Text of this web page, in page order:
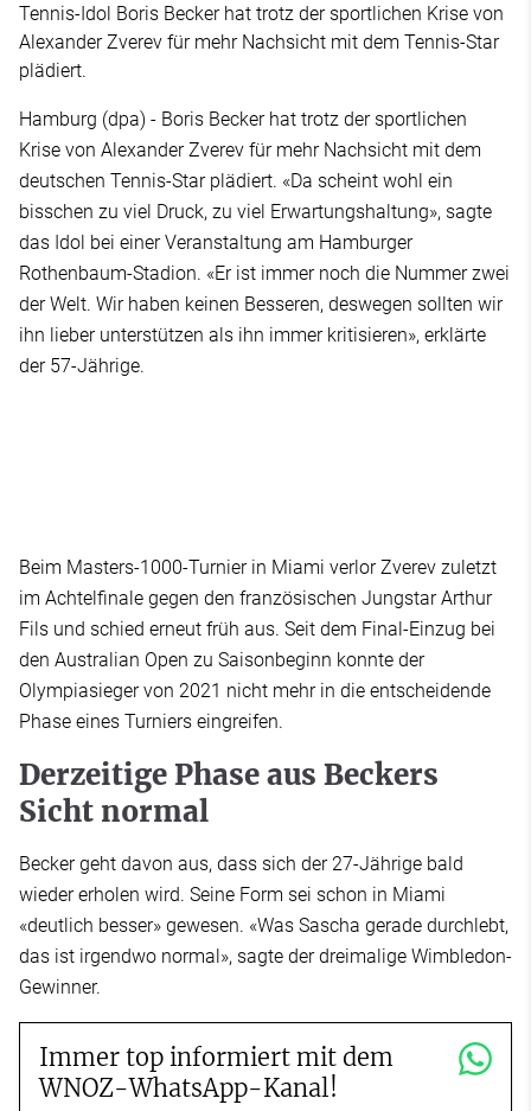
Tennis-Idol Boris Becker hat trotz der sportlichen Krise von
Alexander Zverev für mehr Nachsicht mit dem Tennis-Star
plädiert.
Hamburg (dpa) - Boris Becker hat trotz der sportlichen
Krise von Alexander Zverev für mehr Nachsicht mit dem
deutschen Tennis-Star plädiert. «Da scheint wohl ein
bisschen zu viel Druck, zu viel Erwartungshaltung», sagte
das Idol bei einer Veranstaltung am Hamburger
Rothenbaum-Stadion. «Er ist immer noch die Nummer zwei
der Welt. Wir haben keinen Besseren, deswegen sollten wir
ihn lieber unterstützen als ihn immer kritisieren», erklärte
der 57-Jährige.
Beim Masters-1000-Turnier in Miami verlor Zverev zuletzt
im Achtelfinale gegen den französischen Jungstar Arthur
Fils und schied erneut früh aus. Seit dem Final-Einzug bei
den Australian Open zu Saisonbeginn konnte der
Olympiasieger von 2021 nicht mehr in die entscheidende
Phase eines Turniers eingreifen.
Derzeitige Phase aus Beckers
Sicht normal
Becker geht davon aus, dass sich der 27-Jährige bald
wieder erholen wird. Seine Form sei schon in Miami
«deutlich besser» gewesen. «Was Sascha gerade durchlebt,
das ist irgendwo normal», sagte der dreimalige Wimbledon-
Gewinner.
Immer top informiert mit dem
WNOZ-WhatsApp-Kanal!